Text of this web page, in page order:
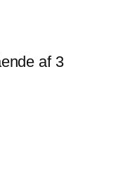
af 3